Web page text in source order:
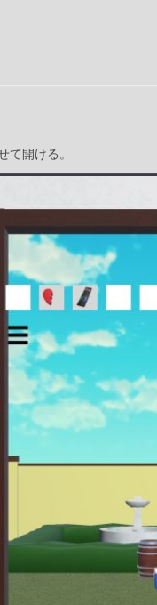
て開ける。